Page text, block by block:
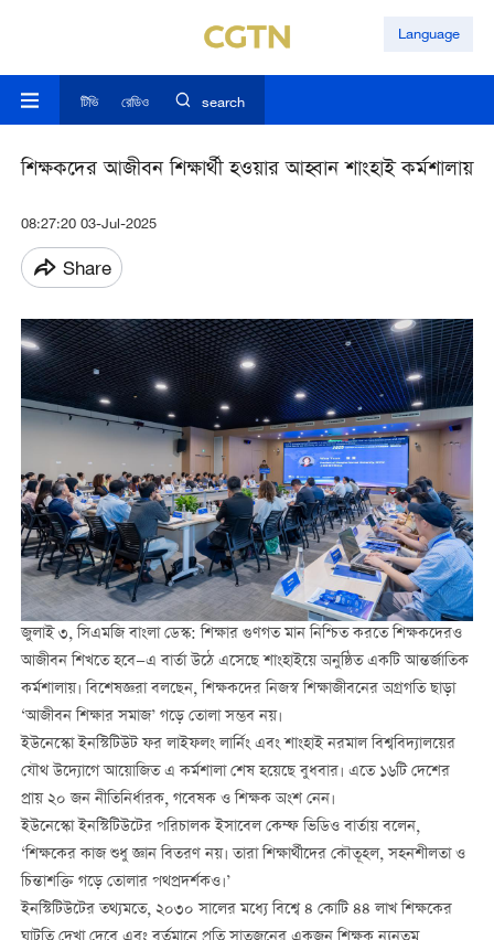
Language
টিভি রেডিও search
শিক্ষকদের আজীবন শিক্ষার্থী হওয়ার আহ্বান শাংহাই কর্মশালায়
08:27:20 03-Jul-2025
Share
জুলাই ৩,সিএমজি বাংলা ডেস্ক:শিক্ষার গুণগত মান নিশ্চিত করতে শিক্ষকদেরও
আজীবন শিখতে হবে—এ বার্তা উঠে এসেছে শাংহাইয়ে অনুষ্ঠিত একটি আন্তর্জাতিক
কর্মশালায়। বিশেষজ্ঞরা বলছেন, শিক্ষকদের নিজস্ব শিক্ষাজীবনের অগ্রগতি ছাড়া
‘আজীবন শিক্ষার সমাজ’ গড়ে তোলা সম্ভব নয়।
ইউনেস্কো ইনস্টিটিউট ফর লাইফলং লার্নিং এবং শাংহাই নরমাল বিশ্ববিদ্যালয়ের
যৌথ উদ্যোগে আয়োজিত এ কর্মশালা শেষ হয়েছে বুধবার। এতে ১৬টি দেশের
প্রায় ২০ জন নীতিনির্ধারক, গবেষক ও শিক্ষক অংশ নেন।
ইউনেস্কো ইনস্টিটিউটের পরিচালক ইসাবেল কেম্ফ ভিডিও বার্তায় বলেন,
‘শিক্ষকের কাজ শুধু জ্ঞান বিতরণ নয়। তারা শিক্ষার্থীদের কৌতূহল, সহনশীলতা ও
চিন্তাশক্তি গড়ে তোলার পথপ্রদর্শকও।’
ইনস্টিটিউটের তথ্যমতে, ২০৩০ সালের মধ্যে বিশ্বে ৪ কোটি ৪৪ লাখ শিক্ষকের